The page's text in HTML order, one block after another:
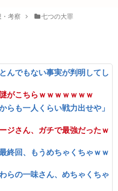
考察 七つの大罪
んでもない事実が判明してし
がこちらｗｗｗｗｗｗｗ
らも一人くらい戦力出せや」
ジさん、ガチで最強だったｗ
終回、もうめちゃくちゃｗｗ
らの一味さん、めちゃくちゃ